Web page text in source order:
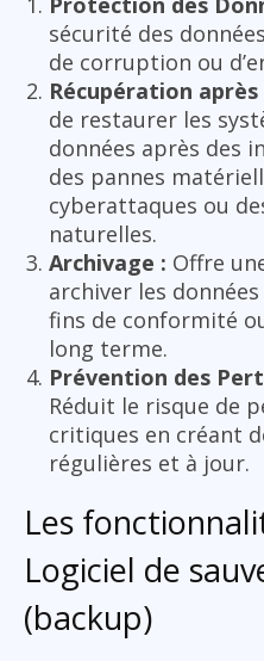
sécurité des
de corruption ou
Récupération
de restaurer les
données après des
des pannes
cyberattaques ou
naturelles.
Archivage : Offre
archiver les
fins de conformité
long terme.
Prévention des
Réduit le risque de
critiques en créant
régulières et à jour.
Les
Logiciel de
(backup)